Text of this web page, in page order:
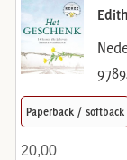
Paperback / softback
20,00